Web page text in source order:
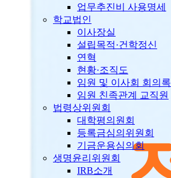
업무추진비 사용명세
학교법인
이사장실
설립목적·건학정신
연혁
현황·조직도
임원 및 이사회 회의록
임원 친족관계 교직원
법령상위원회
대학평의원회
등록금심의위원회
기금운용심의회
생명윤리위원회
IRB소개